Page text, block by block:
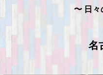
〜 日々
名